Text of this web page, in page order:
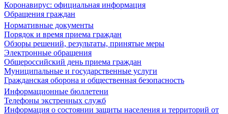
Коронавирус: официальная информация
Обращения граждан
Нормативные документы
Порядок и время приема граждан
Обзоры решений, результаты, принятые меры
Электронные обращения
Общероссийский день приема граждан
Муниципальные и государственные услуги
Гражданская оборона и общественная безопасность
Информационные бюллетени
Телефоны экстренных служб
Информация о состоянии защиты населения и территорий от